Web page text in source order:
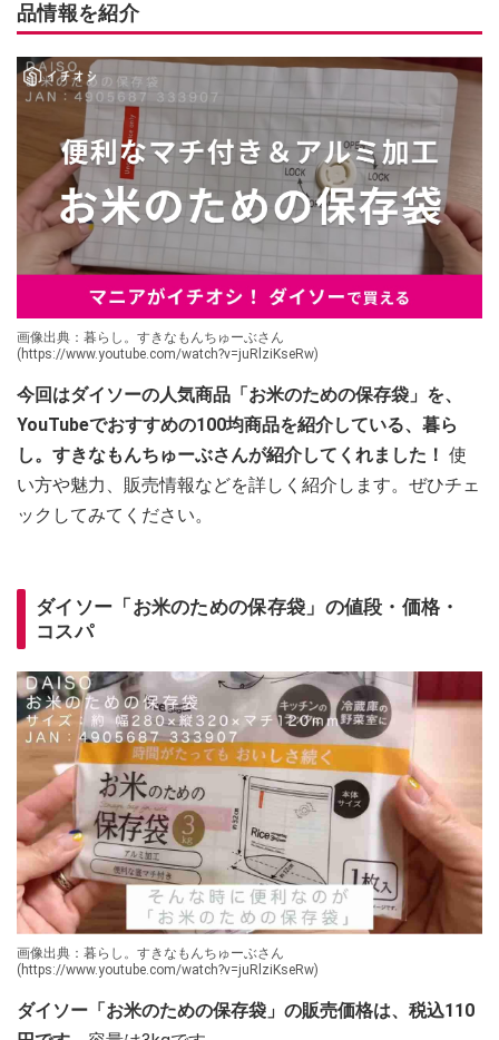
品情報を紹介
画像出典：暮らし。すきなもんちゅーぶさん
(https://www.youtube.com/watch?v=juRlziKseRw)
今回はダイソーの人気商品「お米のための保存袋」を、
YouTubeでおすすめの100均商品を紹介している、暮ら
し。すきなもんちゅーぶさんが紹介してくれました！ 使
い方や魅力、販売情報などを詳しく紹介します。ぜひチェ
ックしてみてください。
ダイソー「お米のための保存袋」の値段・価格・
コスパ
画像出典：暮らし。すきなもんちゅーぶさん
(https://www.youtube.com/watch?v=juRlziKseRw)
ダイソー「お米のための保存袋」の販売価格は、税込110